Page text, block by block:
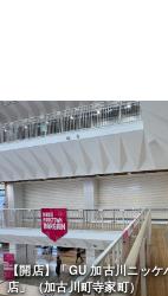
【開店】「GU 加古川ニッケ
店」（加古川町寺家町）